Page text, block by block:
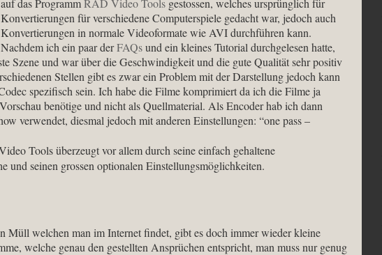
auf das ProgrammRAD Video Tools gestossen, welches ursprünglich für
Konvertierungen für verschiedene Computerspiele gedacht war, jedoch auch
Konvertierungen in normale Videoformate wie AVI durchführen kann.
Nachdem ich ein paar derFAQsund ein kleines Tutorial durchgelesen hatte,
Szene und war über die Geschwindigkeit und die gute Qualität sehr positiv
Stellen gibt es zwar ein Problem mit der Darstellung jedoch kann
spezifisch sein. Ich habe die Filme komprimiert da ich die Filme ja
benötige und nicht als Quellmaterial. Als Encoder hab ich dann
verwendet, diesmal jedoch mit anderen Einstellungen: “one pass –
Tools überzeugt vor allem durch seine einfach gehaltene
und seinen grossen optionalen Einstellungsmöglichkeiten.
Müll welchen man im Internet findet, gibt es doch immer wieder kleine
welche genau den gestellten Ansprüchen entspricht, man muss nur genug